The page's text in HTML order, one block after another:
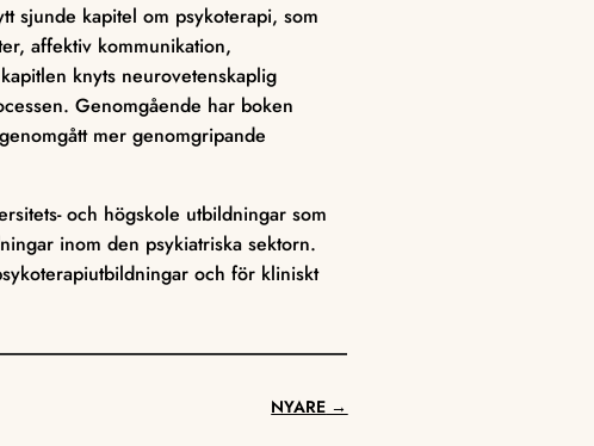
sjunde kapitel om psykoterapi, som
affektiv kommunikation,
knyts neurovetenskaplig
Genomgående har boken
mer genomgripande
och högskole utbildningar som
inom den psykiatriska sektorn.
och för kliniskt
NYARE →